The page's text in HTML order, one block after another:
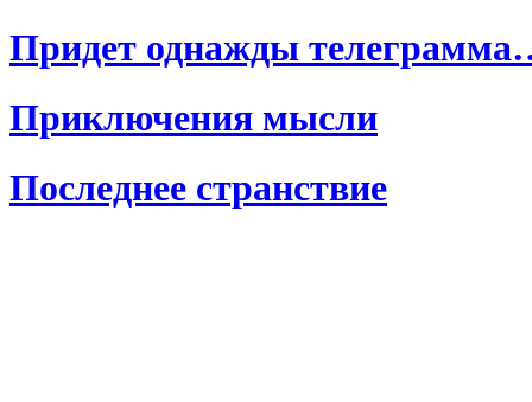
Придет однажды
Приключения мысли
Последнее странствие